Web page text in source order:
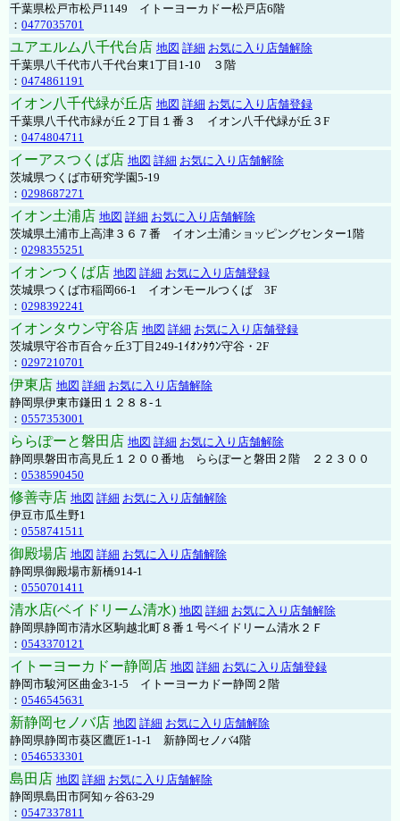
千葉県松戸市松戸1149 イトーヨーカドー松戸店6階
： 0477035701
ユアエルム八千代台店 地図 詳細 お気に入り店舗解除
千葉県八千代市八千代台東1丁目1-10 ３階
： 0474861191
イオン八千代緑が丘店 地図 詳細 お気に入り店舗登録
千葉県八千代市緑が丘２丁目１番３ イオン八千代緑が丘３F
： 0474804711
イーアスつくば店 地図 詳細 お気に入り店舗解除
茨城県つくば市研究学園5-19
： 0298687271
イオン土浦店 地図 詳細 お気に入り店舗解除
茨城県土浦市上高津３６７番 イオン土浦ショッピングセンター1階
： 0298355251
イオンつくば店 地図 詳細 お気に入り店舗登録
茨城県つくば市稲岡66-1 イオンモールつくば 3F
： 0298392241
イオンタウン守谷店 地図 詳細 お気に入り店舗登録
茨城県守谷市百合ヶ丘3丁目249-1ｲｵﾝﾀｳﾝ守谷・2F
： 0297210701
伊東店 地図 詳細 お気に入り店舗解除
静岡県伊東市鎌田１２８８-１
： 0557353001
ららぽーと磐田店 地図 詳細 お気に入り店舗解除
静岡県磐田市高見丘１２００番地 ららぽーと磐田２階 ２２３００
： 0538590450
修善寺店 地図 詳細 お気に入り店舗解除
伊豆市瓜生野1
： 0558741511
御殿場店 地図 詳細 お気に入り店舗解除
静岡県御殿場市新橋914-1
： 0550701411
清水店(ベイドリーム清水) 地図 詳細 お気に入り店舗解除
静岡県静岡市清水区駒越北町８番１号ベイドリーム清水２Ｆ
： 0543370121
イトーヨーカドー静岡店 地図 詳細 お気に入り店舗登録
静岡市駿河区曲金3-1-5 イトーヨーカドー静岡２階
： 0546545631
新静岡セノバ店 地図 詳細 お気に入り店舗解除
静岡県静岡市葵区鷹匠1-1-1 新静岡セノバ4階
： 0546533301
島田店 地図 詳細 お気に入り店舗解除
静岡県島田市阿知ヶ谷63-29
： 0547337811